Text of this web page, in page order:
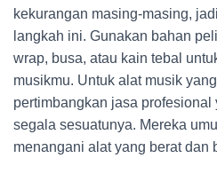
kekurangan masing-masing,
langkah ini. Gunakan bahan
wrap, busa, atau kain tebal
musikmu. Untuk alat musik
pertimbangkan jasa profesional
segala sesuatunya. Mereka
menangani alat yang berat dan